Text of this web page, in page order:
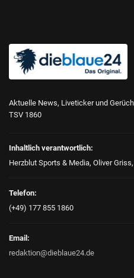
Aktuelle News, Liveticker und
TSV 1860
Inhaltlich verantwortlich:
Herzblut Sports & Media, Oliver
Telefon:
(+49) 177 855 1860
Email:
redaktion@dieblaue24.de